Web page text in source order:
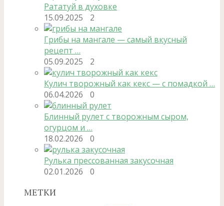
Рататуй в духовке
15.09.2025
2
Грибы на мангале — самый вкусный
рецепт …
05.09.2025
2
Кулич творожный как кекс — с помадкой …
06.04.2026
0
Блинный рулет с творожным сыром,
огурцом и …
18.02.2026
0
Рулька прессованная закусочная
02.01.2026
0
МЕТКИ